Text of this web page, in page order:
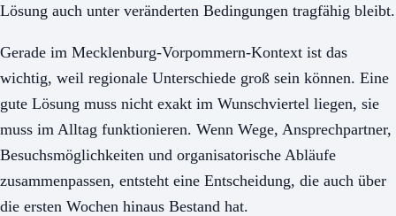
Lösung auch unter veränderten Bedingungen tragfähig bleibt.
Gerade im Mecklenburg-Vorpommern-Kontext ist das
wichtig, weil regionale Unterschiede groß sein können. Eine
gute Lösung muss nicht exakt im Wunschviertel liegen, sie
muss im Alltag funktionieren. Wenn Wege, Ansprechpartner,
Besuchsmöglichkeiten und organisatorische Abläufe
zusammenpassen, entsteht eine Entscheidung, die auch über
die ersten Wochen hinaus Bestand hat.